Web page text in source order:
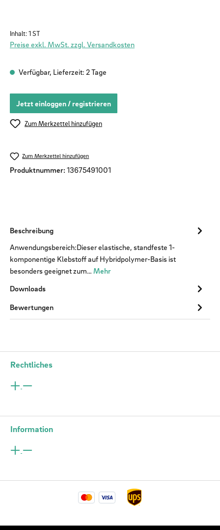
Inhalt:1 ST
Preise exkl. MwSt. zzgl. Versandkosten
Verfügbar, Lieferzeit: 2 Tage
Jetzt einloggen / registrieren
Zum Merkzettel hinzufügen
Zum Merkzettel hinzufügen
Produktnummer: 13675491001
Beschreibung
Anwendungsbereich:Dieser elastische, standfeste 1-
komponentige Klebstoff auf Hybridpolymer-Basis ist
besonders geeignet zum… Mehr
Downloads
Bewertungen
Rechtliches
Information